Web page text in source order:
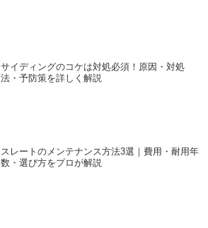
サイディングのコケは対処必須！原因・対処
法・予防策を詳しく解説
スレートのメンテナンス方法3選｜費用・耐用年
数・選び方をプロが解説